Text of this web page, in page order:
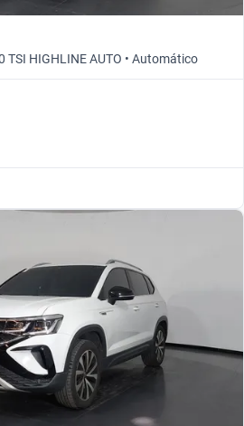
TSI HIGHLINE AUTO • Automático